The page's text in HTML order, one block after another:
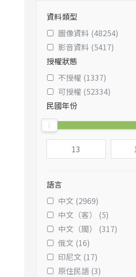
資料類型
圖像資料 (48254)
影音資料 (5417)
授權狀態
不授權 (1337)
可授權 (52334)
民國年份
語言
中文 (2969)
中文（客） (5)
中文（閩） (317)
俄文 (16)
印尼文 (17)
原住民語 (3)